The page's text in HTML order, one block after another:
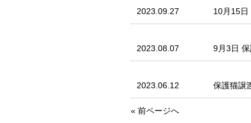
2023.09.27 10月15日
2023.08.07 9月3日
2023.06.12 保護猫譲
« 前ページへ